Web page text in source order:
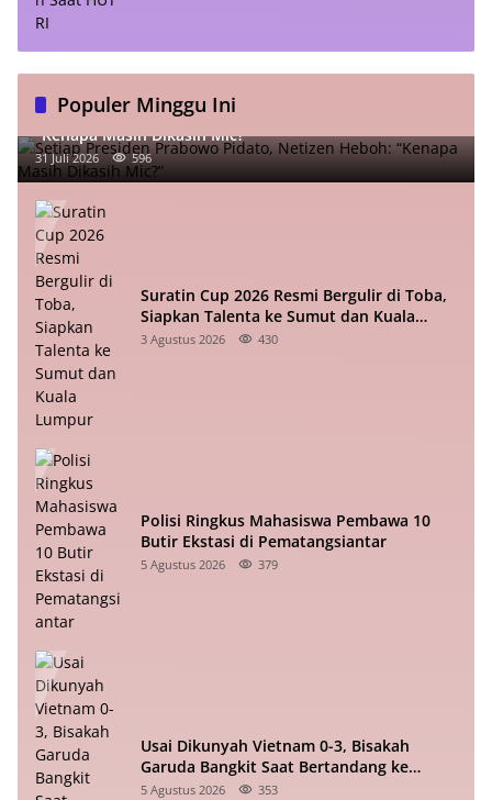
Populer Minggu Ini
Setiap Presiden Prabowo Pidato, Netizen Heboh:
“Kenapa Masih Dikasih Mic?”
31 Juli 2026 596
Suratin Cup 2026 Resmi Bergulir di Toba,
Siapkan Talenta ke Sumut dan Kuala
Lumpur
3 Agustus 2026 430
Polisi Ringkus Mahasiswa Pembawa 10
Butir Ekstasi di Pematangsiantar
5 Agustus 2026 379
Usai Dikunyah Vietnam 0-3, Bisakah
Garuda Bangkit Saat Bertandang ke
Singapura?
5 Agustus 2026 353